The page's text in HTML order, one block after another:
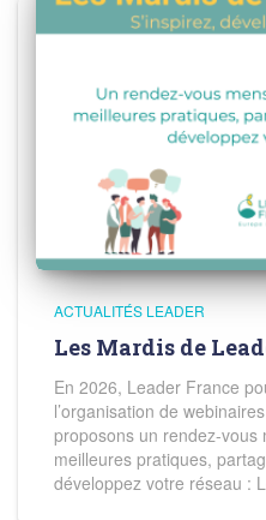
ACTUALITÉS LEADER
Les Mardis de
En 2026, Leader France
l’organisation de
proposons un rendez-
meilleures pratiques,
développez votre réseau :